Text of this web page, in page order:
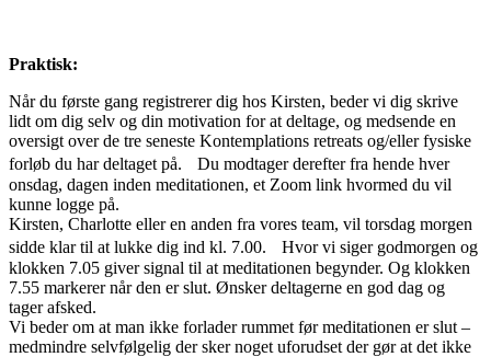
Praktisk:
Når du første gang registrerer dig hos Kirsten, beder vi dig skrive
lidt om dig selv og din motivation for at deltage, og medsende en
oversigt over de tre seneste Kontemplations retreats og/eller fysiske
forløb du har deltaget på. Du modtager derefter fra hende hver
onsdag, dagen inden meditationen, et Zoom link hvormed du vil
kunne logge på.
Kirsten, Charlotte eller en anden fra vores team, vil torsdag morgen
sidde klar til at lukke dig ind kl. 7.00. Hvor vi siger godmorgen og
klokken 7.05 giver signal til at meditationen begynder. Og klokken
7.55 markerer når den er slut. Ønsker deltagerne en god dag og
tager afsked.
Vi beder om at man ikke forlader rummet før meditationen er slut –
medmindre selvfølgelig der sker noget uforudset der gør at det ikke